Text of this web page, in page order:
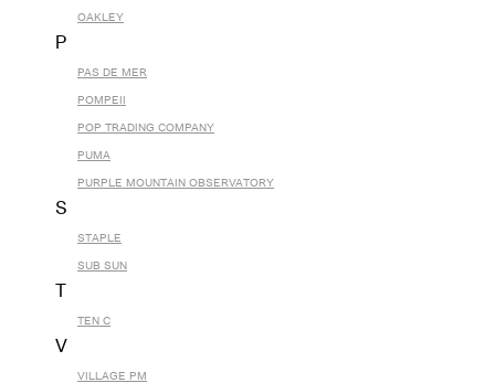
OAKLEY
P
PAS DE MER
POMPEII
POP TRADING COMPANY
PUMA
PURPLE MOUNTAIN OBSERVATORY
S
STAPLE
SUB SUN
TEN C
V
VILLAGE PM